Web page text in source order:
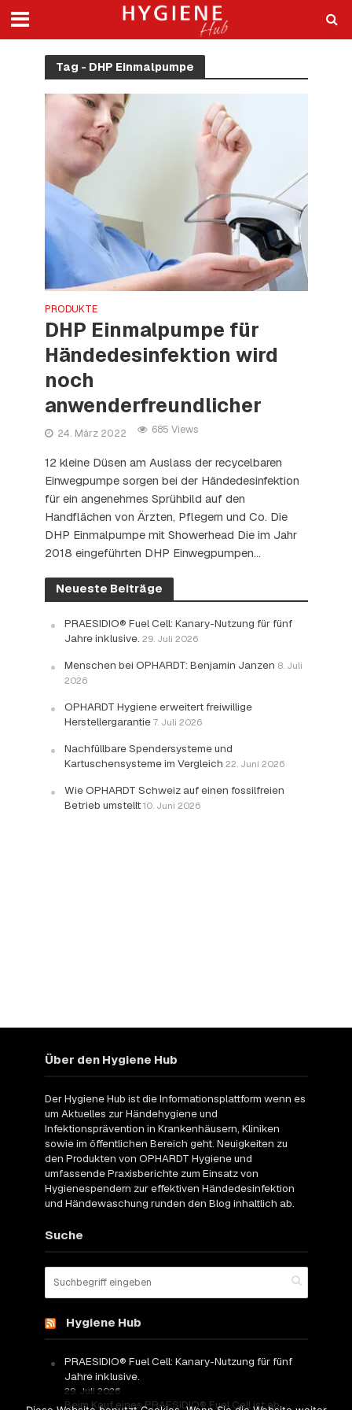
Tag - DHP Einmalpumpe
PRODUKTE
DHP Einmalpumpe für
Händedesinfektion wird
noch
anwenderfreundlicher
24. März 2022 685 Views
12 kleine Düsen am Auslass der recycelbaren
Einwegpumpe sorgen bei der Händedesinfektion
für ein angenehmes Sprühbild auf den
Handflächen von Ärzten, Pflegern und Co. Die
DHP Einmalpumpe mit Showerhead Die im Jahr
2018 eingeführten DHP Einwegpumpen...
Neueste Beiträge
PRAESIDIO® Fuel Cell: Kanary-Nutzung für fünf
Jahre inklusive. 29. Juli 2026
Menschen bei OPHARDT: Benjamin Janzen 8. Juli
2026
OPHARDT Hygiene erweitert freiwillige
Herstellergarantie 7. Juli 2026
Nachfüllbare Spendersysteme und
Kartuschensysteme im Vergleich 22. Juni 2026
Wie OPHARDT Schweiz auf einen fossilfreien
Betrieb umstellt 10. Juni 2026
Über den Hygiene Hub
Der Hygiene Hub ist die Informationsplattform wenn es
um Aktuelles zur Händehygiene und
Infektionsprävention in Krankenhäusern, Kliniken
sowie im öffentlichen Bereich geht. Neuigkeiten zu
den Produkten von OPHARDT Hygiene und
umfassende Praxisberichte zum Einsatz von
Hygienespendern zur effektiven Händedesinfektion
und Händewaschung runden den Blog inhaltlich ab.
Suche
Hygiene Hub
PRAESIDIO® Fuel Cell: Kanary-Nutzung für fünf
Jahre inklusive.
29. Juli 2026
Beim Kauf eines PRAESIDIO® Fuel Cell ist ab